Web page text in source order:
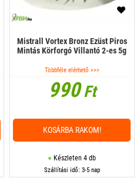
Mistrall Vortex Bronz Ezüst Piros
Mintás Körforgó Villantó 2-es 5g
Többféle elérhető >>>
990Ft
Készleten 4 db
Szállítási idő: 3-5 nap
KOSÁRBA RAKOM!